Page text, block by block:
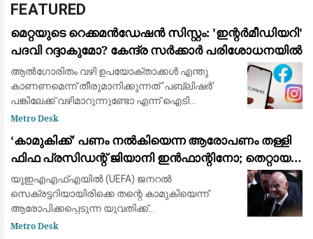
FEATURED
മെറ്റയുടെ റെക്കമൻഡേഷൻ സിസ്റ്റം: 'ഇന്റർമീഡിയറി'
പദവി റദ്ദാകുമോ? കേന്ദ്ര സർക്കാർ പരിശോധനയിൽ
ആൽഗോരിതം വഴി ഉപയോക്താക്കൾ എന്തു
കാണണമെന്ന് തീരുമാനിക്കുന്നത് 'പബ്ലിഷർ'
പങ്കിലേക്ക് വഴിമാറുന്നുണ്ടോ എന്ന് ഐടി
മന്ത്രാലയം വിലയിരുത്തുന്നു
Metro Desk
​‘കാമുകിക്ക്’ പണം നൽകിയെന്ന ആരോപണം തള്ളി
ഫിഫ പ്രസിഡന്റ് ജിയാനി ഇൻഫാന്റിനോ; തെറ്റായ
പ്രചാരണമെന്ന് പ്രതികരണം
യുഇഎഎഫ്‌എയിൽ (UEFA) ജനറൽ
സെക്രട്ടറിയായിരിക്കെ തന്റെ കാമുകിയെന്ന്
ആരോപിക്കപ്പെടുന്ന യുവതിക്ക്
ഓർഗനൈസേഷന്റെ പണം നൽകി
Metro Desk